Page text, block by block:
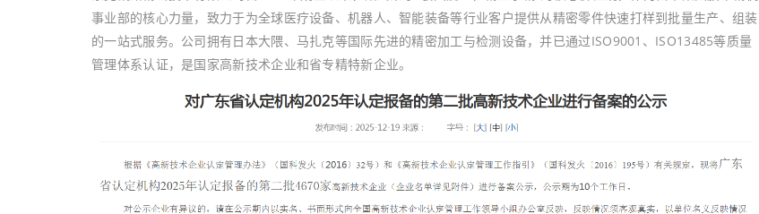
事业部的核心力量，致力于为全球医疗设备、机器人、智能装备等行业客户提供从精密零件快速打样到批量生产、组装
的一站式服务。公司拥有日本大隈、马扎克等国际先进的精密加工与检测设备，并已通过ISO9001、ISO13485等质量
管理体系认证，是国家高新技术企业和省专精特新企业。